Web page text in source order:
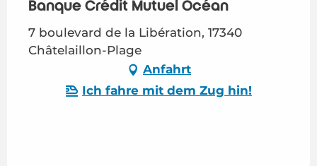
Banque Crédit Mutuel Océan
7 boulevard de la Libération, 17340
Châtelaillon-Plage
Anfahrt
Ich fahre mit dem Zug hin!